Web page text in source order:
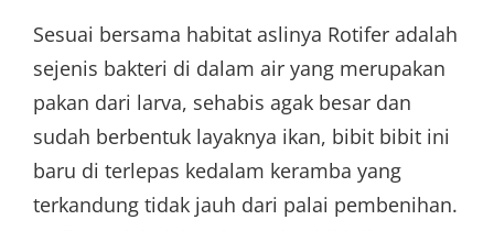
Sesuai bersama habitat aslinya Rotifer adalah
sejenis bakteri di dalam air yang merupakan
pakan dari larva, sehabis agak besar dan
sudah berbentuk layaknya ikan, bibit bibit ini
baru di terlepas kedalam keramba yang
terkandung tidak jauh dari palai pembenihan.